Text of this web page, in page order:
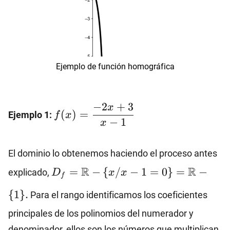
Ejemplo de función homográfica
Ejemplo 1:
f(x)=\dfrac{-2x+3}
{x-1}
f(x) =
x − 1
−2x + 3
El dominio lo obtenemos haciendo el proceso antes
explicado, D_f=\mathbb{R}-\
{x/x-
1=0\}=\mathbb{R}-
\{1\}.
D f = R − {x/x − 1 = 0} = R −
{1}. Para el rango identificamos los coeficientes
principales de los polinomios del numerador y